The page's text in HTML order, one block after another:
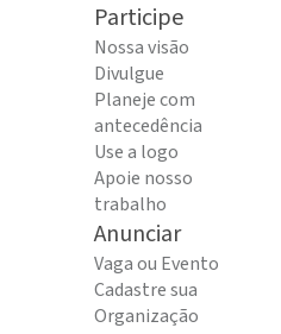
Participe
Nossa visão
Divulgue
Planeje com
antecedência
Use a logo
Apoie nosso
trabalho
Anunciar
Vaga ou Evento
Cadastre sua
Organização